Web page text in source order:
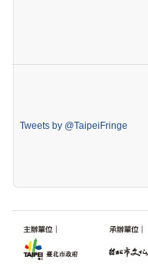
Tweets by @TaipeiFringe